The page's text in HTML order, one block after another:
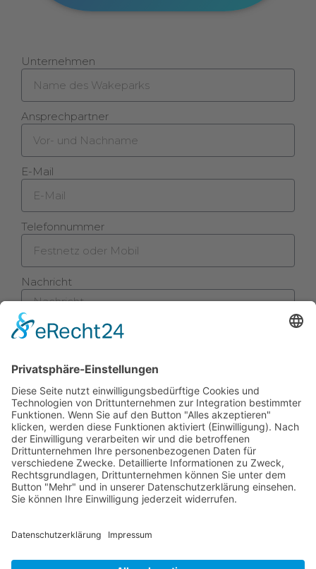
Unternehmen
Ansprechpartner
E-Mail
Telefonnummer
Nachricht
Ich habe dieDatenschutzerklärung
akzeptiere diese.
Wir benötigen Ihre Zustimmung, um den reCaptcha v3-
Service zu laden!Wir verwenden reCAPTCHA, um Ihre
eingegebenen Informationen zu überprüfen. Dieser Service
kann Daten zu Ihren Aktivitäten sammeln. Bitte
lesen Sie die Details durchund
stimmen Sie der Nutzung des Service zu, um fortzufahren.